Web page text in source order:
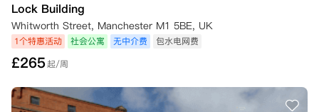
Lock Building
Whitworth Street, Manchester M1 5BE, UK
1个特惠活动 社会公寓 无中介费 包水电网费
£265起/周